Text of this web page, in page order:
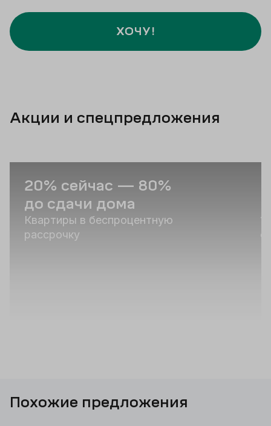
ХОЧУ!
Акции и спецпредложения
20% сейчас — 80%
до сдачи дома
Квартиры в беспроцентную
рассрочку
Похожие предложения